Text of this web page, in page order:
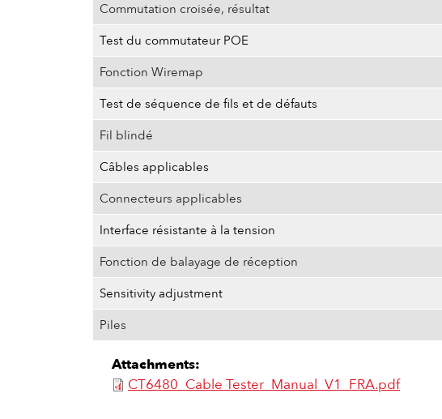
Commutation croisée, résultat
Test du commutateur POE
Fonction Wiremap
Test de séquence de fils et de défauts
Fil blindé
Câbles applicables
Connecteurs applicables
Interface résistante à la tension
Fonction de balayage de réception
Sensitivity adjustment
Piles
Attachments:
CT6480_Cable Tester_Manual_V1_FRA.pdf